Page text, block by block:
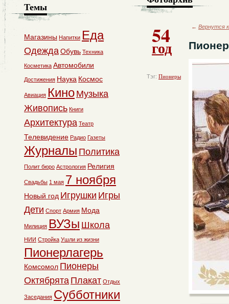
54
год
Тэг: Пионеры
← Вернутся
Темы
Магазины Напитки Еда
ОдеждаОбувь Техника
Косметика Автомобили
Достижения Наука Космос
Авиация Кино Музыка
Живопись Книги
Архитектура Театр
Телевидение Радио Газеты
Журналы Политика
Полит бюро Астрология Религия
Свадьбы 1 мая 7 ноября
Новый год Игрушки Игры
Дети Спорт Армия Мода
Милиция ВУЗы Школа
НИИ Стройка Ушли из жизни
Пионерлагерь
Комсомол Пионеры
Октябрята Плакат Отдых
Заседания Субботники